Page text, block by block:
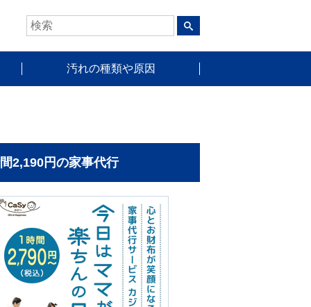
汚れの種類や原因
2,190円の家事代行